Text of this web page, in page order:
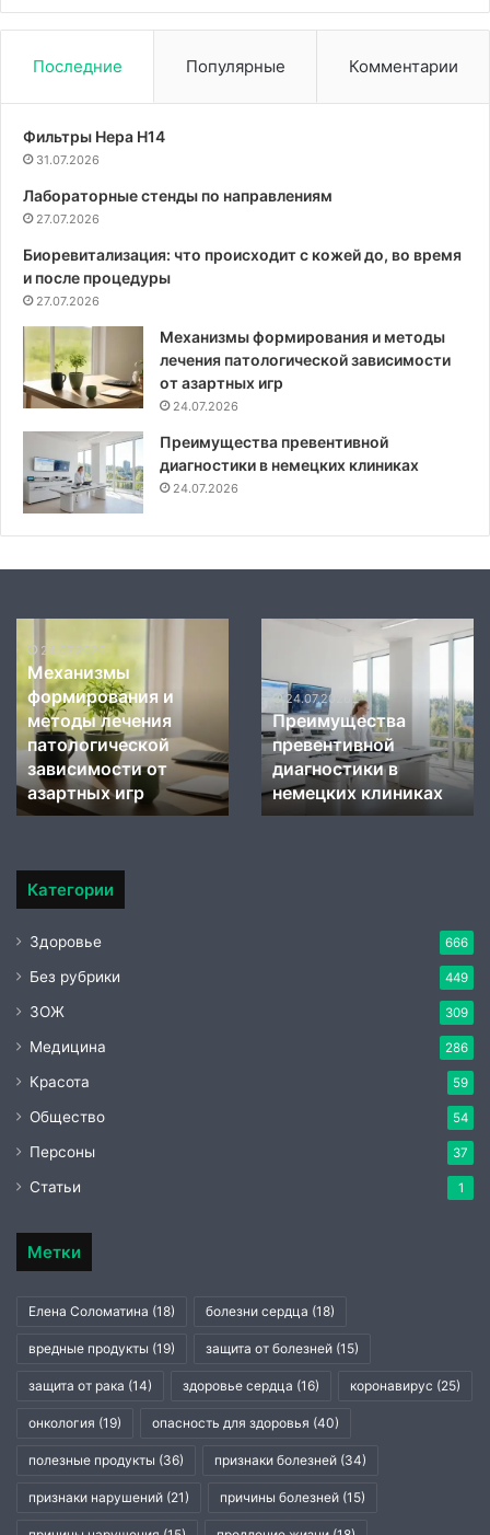
желудка
аспекты
питания
Последние Популярные Комментарии
Фильтры Hepa Н14
31.07.2026
Лабораторные стенды по направлениям
27.07.2026
Биоревитализация: что происходит с кожей до, во время
и после процедуры
27.07.2026
Механизмы формирования и методы
лечения патологической зависимости
от азартных игр
24.07.2026
Преимущества превентивной
диагностики в немецких клиниках
24.07.2026
формирования
методы
лечения
патологической
зависимости
от
азартных
24.07.2026
Механизмы
формирования и
методы лечения
патологической
зависимости от
азартных игр
Преимущества
диагностики
немецких
клиниках
24.07.2026
Преимущества
превентивной
диагностики в
немецких клиниках
Категории
Здоровье 666
Без рубрики 449
ЗОЖ 309
Медицина 286
Красота 59
Общество 54
Персоны 37
Статьи 1
Метки
Елена Соломатина (18) болезни сердца (18)
вредные продукты (19) защита от болезней (15)
защита от рака (14) здоровье сердца (16) коронавирус (25)
онкология (19) опасность для здоровья (40)
полезные продукты (36) признаки болезней (34)
признаки нарушений (21) причины болезней (15)